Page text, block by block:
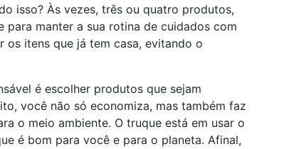
isso? Às vezes, três ou quatro produtos,
manter a sua rotina de cuidados com
os itens que já tem casa, evitando o
é escolher produtos que sejam
você não só economiza, mas também faz
o meio ambiente. O truque está em usar o
é bom para você e para o planeta. Afinal,